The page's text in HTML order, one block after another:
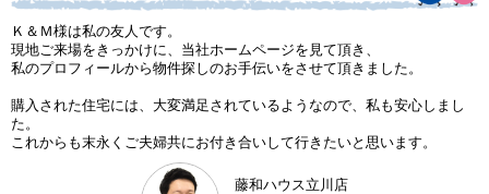
Ｋ＆Ｍ様は私の友人です。
現地ご来場をきっかけに、当社ホームページを見て頂き、
私のプロフィールから物件探しのお手伝いをさせて頂きました。
購入された住宅には、大変満足されているようなので、私も安心しまし
た。
これからも末永くご夫婦共にお付き合いして行きたいと思います。
藤和ハウス立川店